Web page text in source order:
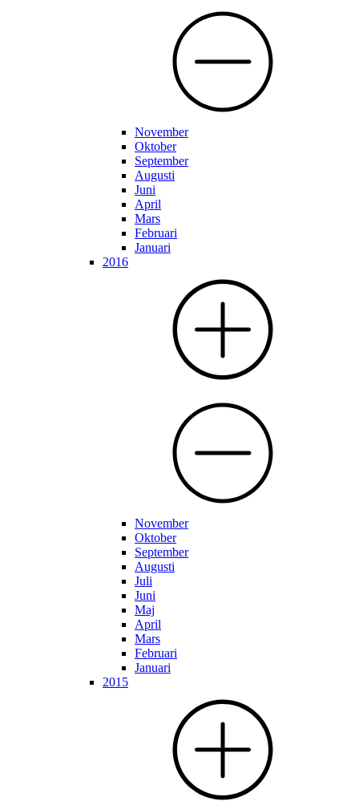
November
Oktober
September
Augusti
Juni
April
Mars
Februari
Januari
2016
November
Oktober
September
Augusti
Juli
Juni
Maj
April
Mars
Februari
Januari
2015